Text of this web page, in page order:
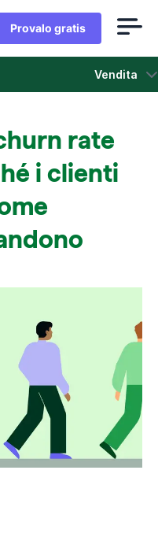
Provalo gratis
Vendita
rate
i clienti